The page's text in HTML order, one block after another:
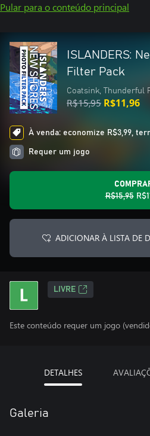
Pular para o conteúdo principal
ISLANDERS:
Filter Pack
Coatsink, Thunderful
R$15,95 R$11,96
À venda: economize R$3,99,
Requer um jogo
R$15,95
ADICIONAR À LISTA DE
LIVRE
Este conteúdo requer um jogo
DETALHES
Galeria